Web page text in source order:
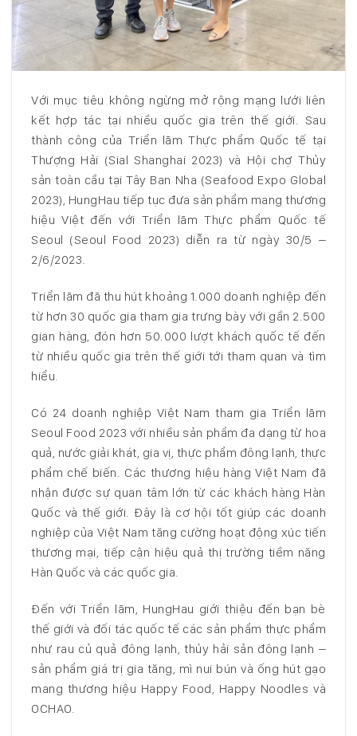
Với mục tiêu không ngừng mở rộng mạng lưới liên
kết hợp tác tại nhiều quốc gia trên thế giới. Sau
thành công của Triển lãm Thực phẩm Quốc tế tại
Thượng Hải (Sial Shanghai 2023) và Hội chợ Thủy
sản toàn cầu tại Tây Ban Nha (Seafood Expo Global
2023), HungHau tiếp tục đưa sản phẩm mang thương
hiệu Việt đến với Triển lãm Thực phẩm Quốc tế
Seoul (Seoul Food 2023) diễn ra từ ngày 30/5 –
2/6/2023.
Triển lãm đã thu hút khoảng 1.000 doanh nghiệp đến
từ hơn 30 quốc gia tham gia trưng bày với gần 2.500
gian hàng, đón hơn 50.000 lượt khách quốc tế đến
từ nhiều quốc gia trên thế giới tới tham quan và tìm
hiểu.
Có 24 doanh nghiệp Việt Nam tham gia Triển lãm
Seoul Food 2023 với nhiều sản phẩm đa dạng từ hoa
quả, nước giải khát, gia vị, thực phẩm đông lạnh, thực
phẩm chế biến. Các thương hiệu hàng Việt Nam đã
nhận được sự quan tâm lớn từ các khách hàng Hàn
Quốc và thế giới. Đây là cơ hội tốt giúp các doanh
nghiệp của Việt Nam tăng cường hoạt động xúc tiến
thương mại, tiếp cận hiệu quả thị trường tiềm năng
Hàn Quốc và các quốc gia.
Đến với Triển lãm, HungHau giới thiệu đến bạn bè
thế giới và đối tác quốc tế các sản phẩm thực phẩm
như rau củ quả đông lạnh, thủy hải sản đông lạnh –
sản phẩm giá trị gia tăng, mì nui bún và ống hút gạo
mang thương hiệu Happy Food, Happy Noodles và
OCHAO.